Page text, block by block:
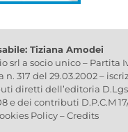
Tiziana Amodei
srl a socio unico – Partita
317 del 29.03.2002 –
diretti dell’editoria D.Lgs
e dei contributi D.P.C.M
Policy–Credits